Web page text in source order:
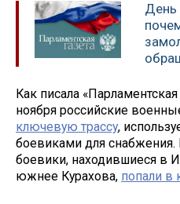
День
Как писала
ноября российские
ключевую трассу,
боевиками для снабжения.
боевики, находившиеся в
южнее Курахова, попали в